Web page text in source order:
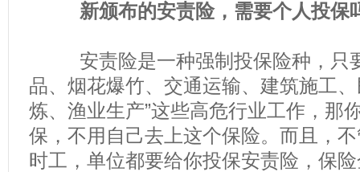
新颁布的安责险，需要个人投保
安责险是一种强制投保险种，只要
品、烟花爆竹、交通运输、建筑施工
炼、渔业生产”这些高危行业工作，那
保，不用自己去上这个保险。而且，
时工，单位都要给你投保安责险，保